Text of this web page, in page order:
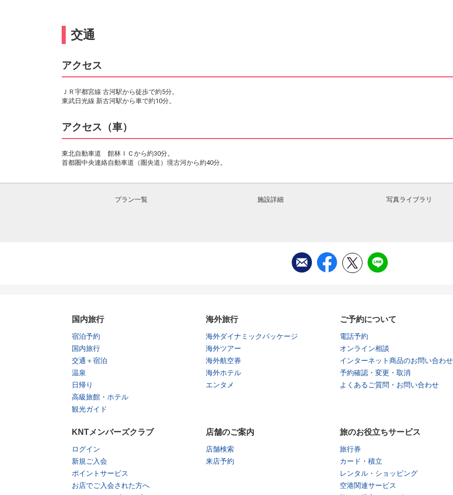
交通
アクセス
ＪＲ宇都宮線 古河駅から徒歩で約5分。
東武日光線 新古河駅から車で約10分。
アクセス（車）
東北自動車道 館林ＩＣから約30分。
首都圏中央連絡自動車道（圏央道）境古河から約40分。
プラン一覧 施設詳細 写真ライブラリ
国内旅行
宿泊予約
国内旅行
交通＋宿泊
温泉
日帰り
高級旅館・ホテル
観光ガイド
海外旅行
海外ダイナミックパッケージ
海外ツアー
海外航空券
海外ホテル
エンタメ
ご予約について
電話予約
オンライン相談
インターネット商品のお問い合わせ
予約確認・変更・取消
よくあるご質問・お問い合わせ
KNTメンバーズクラブ
ログイン
新規ご入会
ポイントサービス
お店でご入会された方へ
店舗のご案内
店舗検索
来店予約
旅のお役立ちサービス
旅行券
カード・積立
レンタル・ショッピング
空港関連サービス